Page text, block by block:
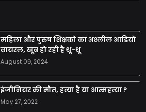
महिला और पुरुष शिक्षको का अश्लील आडियो
वायरल, खूब हो रही है थू-थू
August 09, 2024
इंजीनियर की मौत, हत्या है या आत्महत्या ?
May 27, 2022